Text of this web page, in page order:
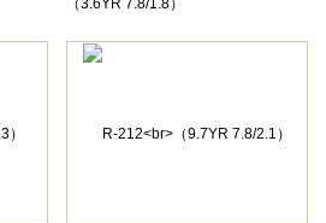
（3.6YR 7.8/1.8）